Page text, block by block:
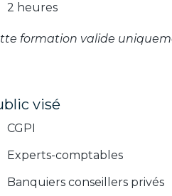
2 heures
formation valide
visé
CGPI
Experts-comptables
Banquiers conseillers privés